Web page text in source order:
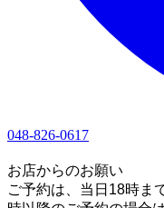
048-826-0617
お店からのお願い
ご予約は、当日18時ま